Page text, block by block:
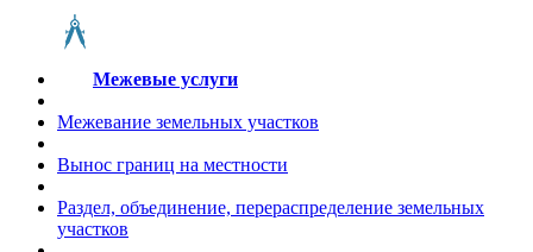
Межевые услуги
Межевание земельных участков
Вынос границ на местности
Раздел, объединение, перераспределение земельных
участков